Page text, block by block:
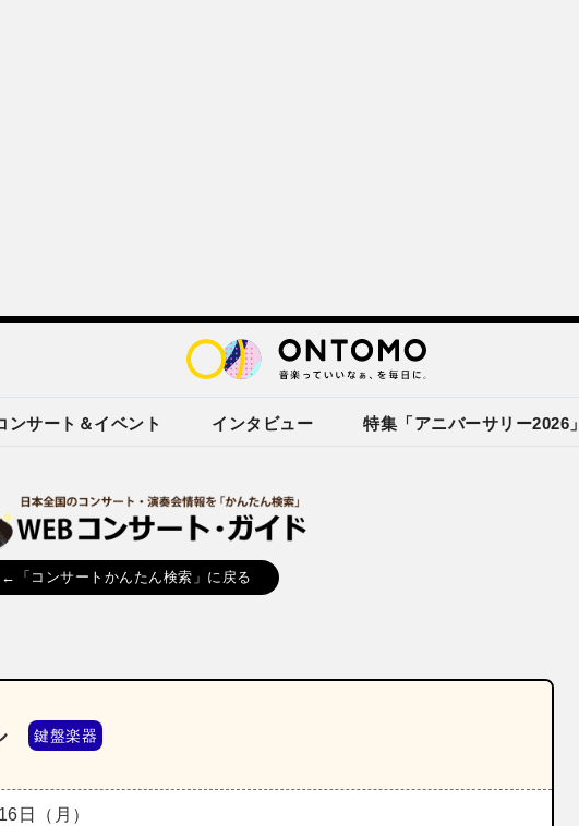
ンサート＆イベント インタビュー 特集「アニバーサリー2026」
←「コンサートかんたん検索」に戻る
鍵盤楽器
日（月）